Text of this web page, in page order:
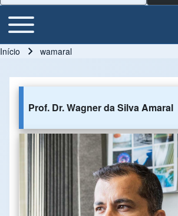
Main Menu
Toggle main menu
Início wamaral
Prof. Dr. Wagner da Silva Amaral